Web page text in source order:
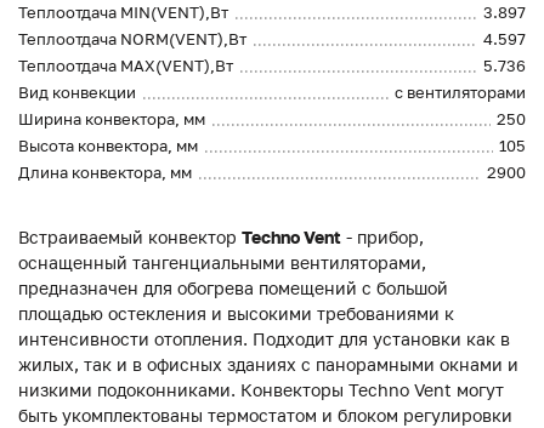
Теплоотдача MIN(VENT),Вт
3.897
Теплоотдача NORM(VENT),Вт
4.597
Теплоотдача MAX(VENT),Вт
5.736
Вид конвекции
с вентиляторами
Ширина конвектора, мм
250
Высота конвектора, мм
105
Длина конвектора, мм
2900
Встраиваемый конвектор Techno Vent - прибор,
оснащенный тангенциальными вентиляторами,
предназначен для обогрева помещений с большой
площадью остекления и высокими требованиями к
интенсивности отопления. Подходит для установки как в
жилых, так и в офисных зданиях с панорамными окнами и
низкими подоконниками. Конвекторы Techno Vent могут
быть укомплектованы термостатом и блоком регулировки